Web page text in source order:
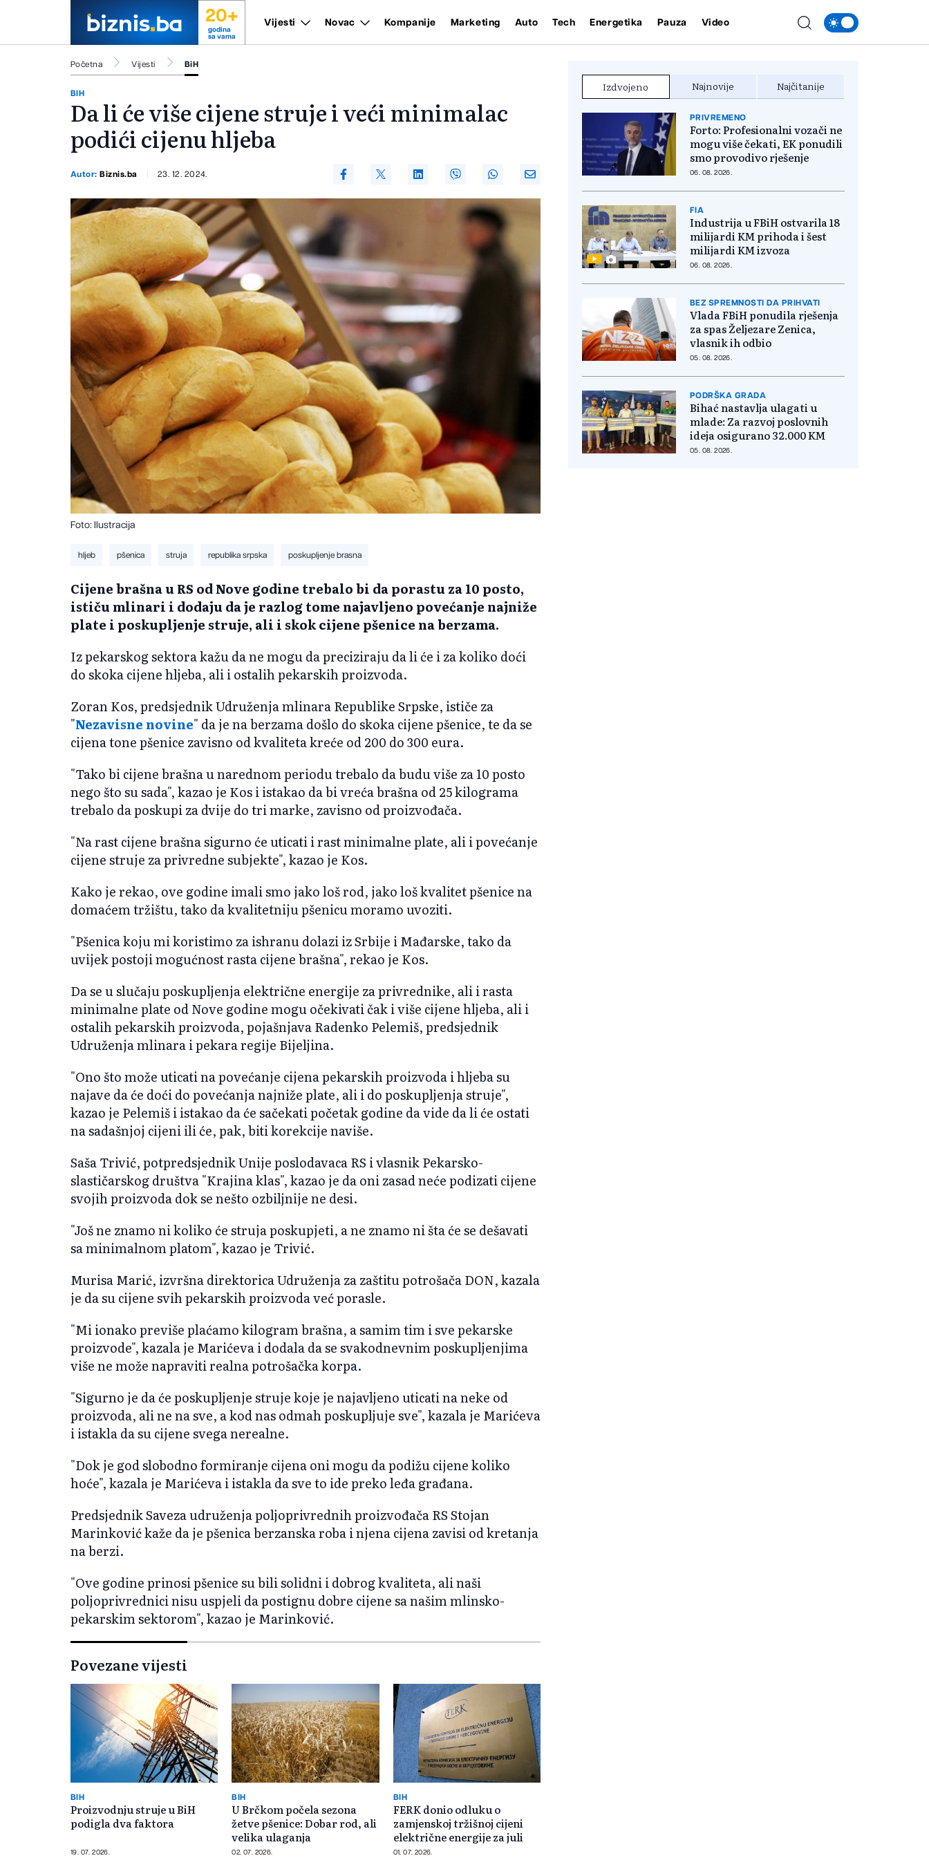
20+
godina
sa vama
Vijesti Novac Kompanije Marketing Auto Tech Energetika Pauza Video
Početna Vijesti BiH
BIH
Da li će više cijene struje i veći minimalac
podići cijenu hljeba
Autor:Biznis.ba 23. 12. 2024.
Foto: Ilustracija
hljeb pšenica struja republika srpska poskupljenje brasna
Cijene brašna u RS od Nove godine trebalo bi da porastu za 10 posto,
ističu mlinari i dodaju da je razlog tome najavljeno povećanje najniže
plate i poskupljenje struje, ali i skok cijene pšenice na berzama.
Iz pekarskog sektora kažu da ne mogu da preciziraju da li će i za koliko doći
do skoka cijene hljeba, ali i ostalih pekarskih proizvoda.
Zoran Kos, predsjednik Udruženja mlinara Republike Srpske, ističe za
"Nezavisne novine" da je na berzama došlo do skoka cijene pšenice, te da se
cijena tone pšenice zavisno od kvaliteta kreće od 200 do 300 eura.
"Tako bi cijene brašna u narednom periodu trebalo da budu više za 10 posto
nego što su sada", kazao je Kos i istakao da bi vreća brašna od 25 kilograma
trebalo da poskupi za dvije do tri marke, zavisno od proizvođača.
"Na rast cijene brašna sigurno će uticati i rast minimalne plate, ali i povećanje
cijene struje za privredne subjekte", kazao je Kos.
Kako je rekao, ove godine imali smo jako loš rod, jako loš kvalitet pšenice na
domaćem tržištu, tako da kvalitetniju pšenicu moramo uvoziti.
"Pšenica koju mi koristimo za ishranu dolazi iz Srbije i Mađarske, tako da
uvijek postoji mogućnost rasta cijene brašna", rekao je Kos.
Da se u slučaju poskupljenja električne energije za privrednike, ali i rasta
minimalne plate od Nove godine mogu očekivati čak i više cijene hljeba, ali i
ostalih pekarskih proizvoda, pojašnjava Radenko Pelemiš, predsjednik
Udruženja mlinara i pekara regije Bijeljina.
"Ono što može uticati na povećanje cijena pekarskih proizvoda i hljeba su
najave da će doći do povećanja najniže plate, ali i do poskupljenja struje",
kazao je Pelemiš i istakao da će sačekati početak godine da vide da li će ostati
na sadašnjoj cijeni ili će, pak, biti korekcije naviše.
Saša Trivić, potpredsjednik Unije poslodavaca RS i vlasnik Pekarsko-
slastičarskog društva "Krajina klas", kazao je da oni zasad neće podizati cijene
svojih proizvoda dok se nešto ozbiljnije ne desi.
"Još ne znamo ni koliko će struja poskupjeti, a ne znamo ni šta će se dešavati
sa minimalnom platom", kazao je Trivić.
Murisa Marić, izvršna direktorica Udruženja za zaštitu potrošača DON, kazala
je da su cijene svih pekarskih proizvoda već porasle.
"Mi ionako previše plaćamo kilogram brašna, a samim tim i sve pekarske
proizvode", kazala je Marićeva i dodala da se svakodnevnim poskupljenjima
više ne može napraviti realna potrošačka korpa.
"Sigurno je da će poskupljenje struje koje je najavljeno uticati na neke od
proizvoda, ali ne na sve, a kod nas odmah poskupljuje sve", kazala je Marićeva
i istakla da su cijene svega nerealne.
"Dok je god slobodno formiranje cijena oni mogu da podižu cijene koliko
hoće", kazala je Marićeva i istakla da sve to ide preko leđa građana.
Predsjednik Saveza udruženja poljoprivrednih proizvođača RS Stojan
Marinković kaže da je pšenica berzanska roba i njena cijena zavisi od kretanja
na berzi.
"Ove godine prinosi pšenice su bili solidni i dobrog kvaliteta, ali naši
poljoprivrednici nisu uspjeli da postignu dobre cijene sa našim mlinsko-
pekarskim sektorom", kazao je Marinković.
Povezane vijesti
BIH
Proizvodnju struje u BiH
podigla dva faktora
19. 07. 2026.
BIH
U Brčkom počela sezona
žetve pšenice: Dobar rod, ali
velika ulaganja
02. 07. 2026.
BIH
FERK donio odluku o
zamjenskoj tržišnoj cijeni
električne energije za juli
01. 07. 2026.
Izdvojeno Najnovije Najčitanije
PRIVREMENO
Forto: Profesionalni vozači ne
mogu više čekati, EK ponudili
smo provodivo rješenje
06. 08. 2026.
FIA
Industrija u FBiH ostvarila 18
milijardi KM prihoda i šest
milijardi KM izvoza
06. 08. 2026.
BEZ SPREMNOSTI DA PRIHVATI
Vlada FBiH ponudila rješenja
za spas Željezare Zenica,
vlasnik ih odbio
05. 08. 2026.
PODRŠKA GRADA
Bihać nastavlja ulagati u
mlade: Za razvoj poslovnih
ideja osigurano 32.000 KM
05. 08. 2026.